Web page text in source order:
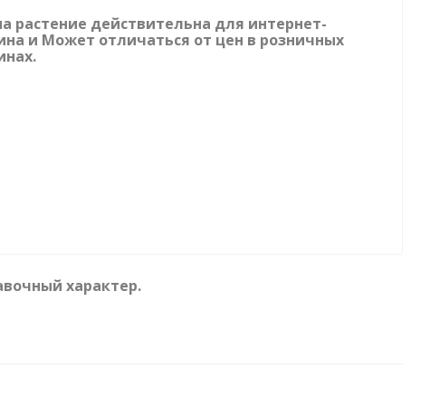
растение действительна для интернет-
и Может отличаться от цен в розничных
характер.